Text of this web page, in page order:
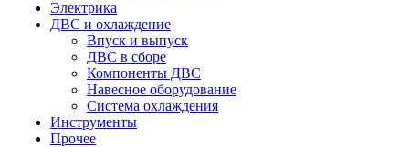
Электрика
ДВС и охлаждение
Впуск и выпуск
ДВС в сборе
Компоненты ДВС
Навесное оборудование
Система охлаждения
Инструменты
Прочее